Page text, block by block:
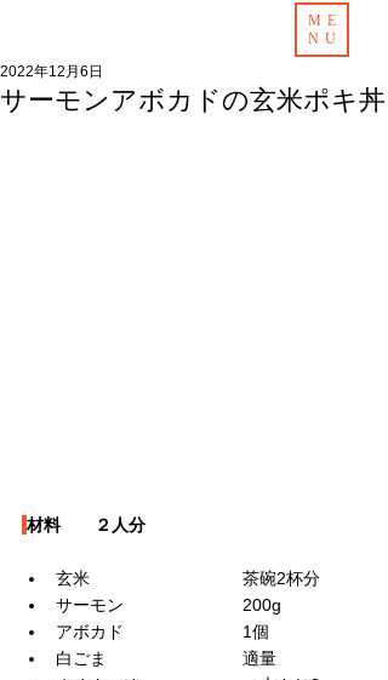
ME
NU
サーモンアボカドの玄米ポキ丼
2022年12月6日
材料　　２人分
玄米　　　　　　　　　茶碗2杯分
サーモン　　　　　　　200g
アボカド　　　　　　　1個
白ごま　　　　　　　　適量